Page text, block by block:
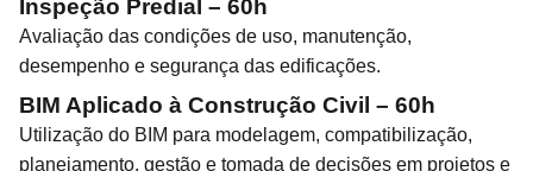
Inspeção Predial – 60h
Avaliação das condições de uso, manutenção,
desempenho e segurança das edificações.
BIM Aplicado à Construção Civil – 60h
Utilização do BIM para modelagem, compatibilização,
planejamento, gestão e tomada de decisões em projetos e